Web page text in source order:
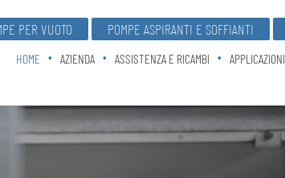
PER VUOTO POMPE ASPIRANTI E SOFFIANTI
HOME AZIENDA ASSISTENZA E RICAMBI APPLICAZIONI